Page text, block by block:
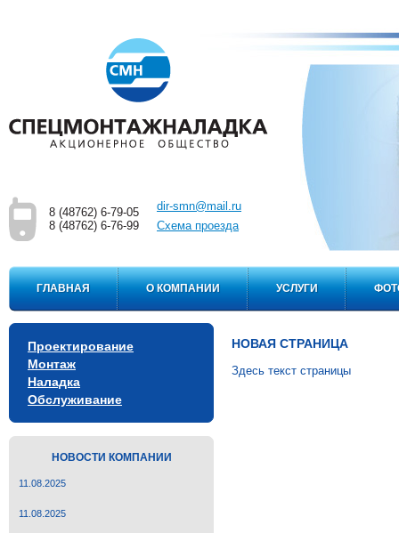
8 (48762) 6-79-05
8 (48762) 6-76-99
dir-smn@mail.ru
Cхема проезда
ГЛАВНАЯ О КОМПАНИИ УСЛУГИ
Проектирование
Монтаж
Наладка
Обслуживание
НОВОСТИ КОМПАНИИ
11.08.2025
11.08.2025
НОВАЯ СТРАНИЦА
Здесь текст страницы